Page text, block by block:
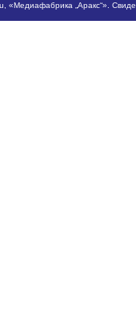
, «Медиафабрика „Аракс“».